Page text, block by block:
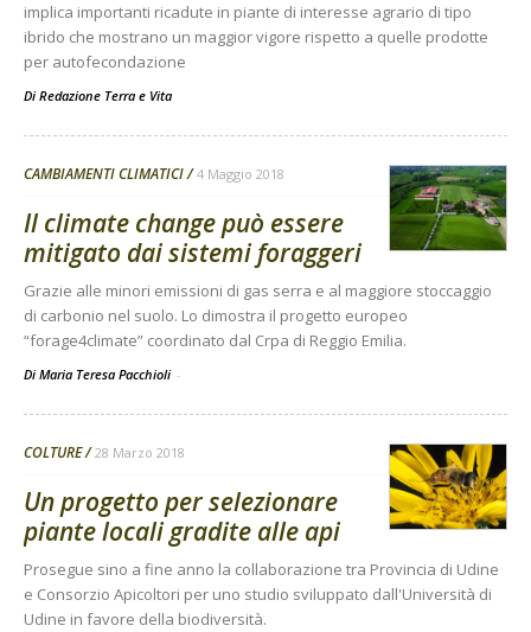
implica importanti ricadute in piante di interesse agrario di tipo
ibrido che mostrano un maggior vigore rispetto a quelle prodotte
per autofecondazione
Di Redazione Terra e Vita
CAMBIAMENTI CLIMATICI 4 Maggio 2018
Il climate change può essere
mitigato dai sistemi foraggeri
Grazie alle minori emissioni di gas serra e al maggiore stoccaggio
di carbonio nel suolo. Lo dimostra il progetto europeo
“forage4climate” coordinato dal Crpa di Reggio Emilia.
Di Maria Teresa Pacchioli -
COLTURE 28 Marzo 2018
Un progetto per selezionare
piante locali gradite alle api
Prosegue sino a fine anno la collaborazione tra Provincia di Udine
e Consorzio Apicoltori per uno studio sviluppato dall'Università di
Udine in favore della biodiversità.